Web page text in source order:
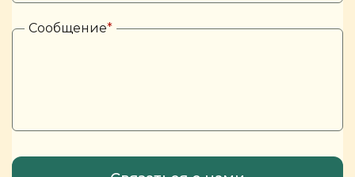
Сообщение*